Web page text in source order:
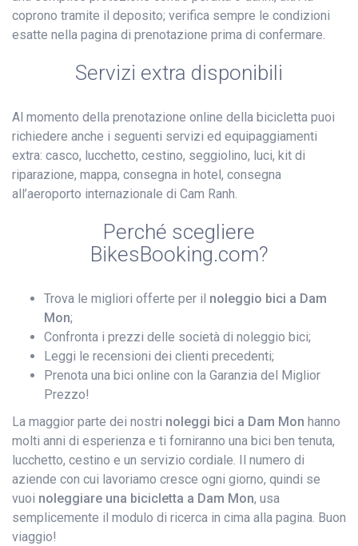
coprono tramite il deposito; verifica sempre le condizioni
esatte nella pagina di prenotazione prima di confermare.
Servizi extra disponibili
Al momento della prenotazione online della bicicletta puoi
richiedere anche i seguenti servizi ed equipaggiamenti
extra: casco, lucchetto, cestino, seggiolino, luci, kit di
riparazione, mappa, consegna in hotel, consegna
all’aeroporto internazionale di Cam Ranh.
Perché scegliere
BikesBooking.com?
Trova le migliori offerte per il noleggio bici a Dam
Mon;
Confronta i prezzi delle società di noleggio bici;
Leggi le recensioni dei clienti precedenti;
Prenota una bici online con la Garanzia del Miglior
Prezzo!
La maggior parte dei nostri noleggi bici a Dam Mon hanno
molti anni di esperienza e ti forniranno una bici ben tenuta,
lucchetto, cestino e un servizio cordiale. Il numero di
aziende con cui lavoriamo cresce ogni giorno, quindi se
vuoi noleggiare una bicicletta a Dam Mon, usa
semplicemente il modulo di ricerca in cima alla pagina. Buon
viaggio!